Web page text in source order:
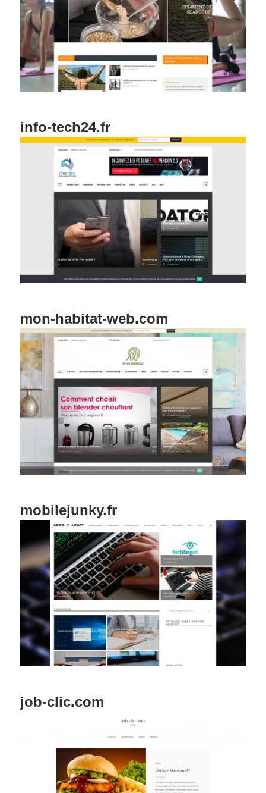
info-tech24.fr
mon-habitat-web.com
mobilejunky.fr
job-clic.com